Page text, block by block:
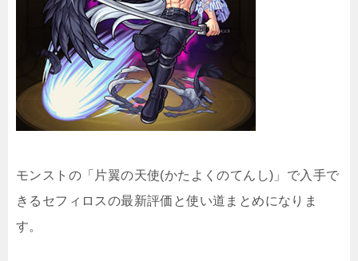
モンストの「片翼の天使(かたよくのてんし)」で入手で
きるセフィロスの最新評価と使い道まとめになりま
す。